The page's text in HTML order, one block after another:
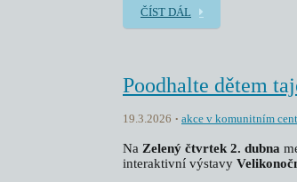
ČÍST DÁL
Poodhalte dětem
19.3.2026 akce v komunitním
Na Zelený čtvrtek 2. dubna
interaktivní výstavy